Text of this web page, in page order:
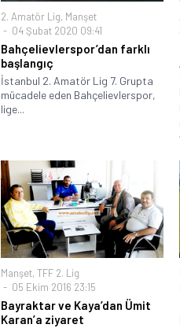
2. Amatör Lig, Manşet
04 Şubat 2020 09:41
Bahçelievlerspor’dan farklı
başlangıç
İstanbul 2. Amatör Lig 7. Grupta
mücadele eden Bahçelievlerspor,
lige...
Manşet, TFF 2. Lig
05 Ekim 2016 23:15
Bayraktar ve Kaya’dan Ümit
Karan’a ziyaret